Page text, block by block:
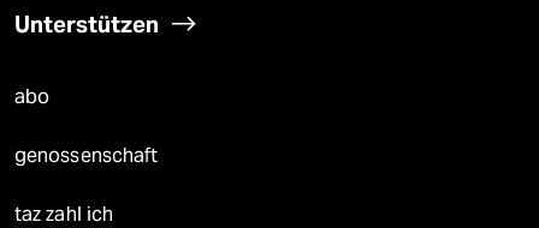
Unterstützen
abo
genossenschaft
taz zahl ich